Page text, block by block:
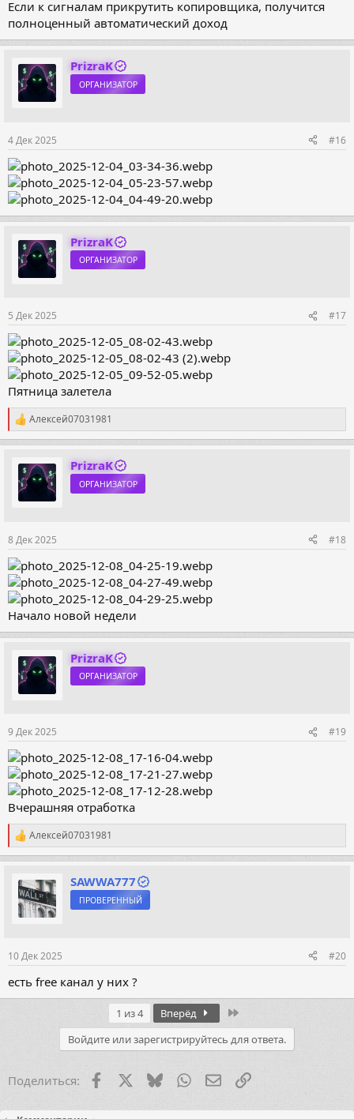
Если к сигналам прикрутить копировщика, получится
полноценный автоматический доход
PrizraK
ОРГАНИЗАТОР
4 Дек 2025 #16
PrizraK
ОРГАНИЗАТОР
5 Дек 2025 #17
Пятница залетела
Р
е
а
и
и
Алексей07031981
PrizraK
ОРГАНИЗАТОР
8 Дек 2025 #18
Начало новой недели
PrizraK
ОРГАНИЗАТОР
9 Дек 2025 #19
Вчерашняя отработка
Р
е
а
ц
и
и
Алексей07031981
SAWWA777
ПРОВЕРЕННЫЙ
10 Дек 2025 #20
есть free канал у них ?
1 из 4 Вперёд
Войдите или зарегистрируйтесь для ответа.
Поделиться: FacebookX (Twitter)
BlueskyWhatsAppЭлектронная почта
Ссылка